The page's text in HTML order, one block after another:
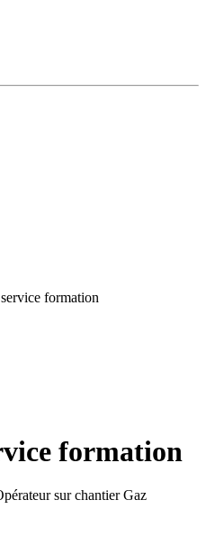
formation
formation
sur chantier Gaz